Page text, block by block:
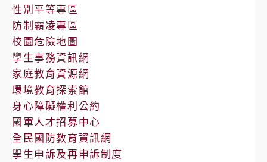
性別平等專區
防制霸凌專區
校園危險地圖
學生事務資訊網
家庭教育資源網
環境教育探索館
身心障礙權利公約
國軍人才招募中心
全民國防教育資訊網
學生申訴及再申訴制度